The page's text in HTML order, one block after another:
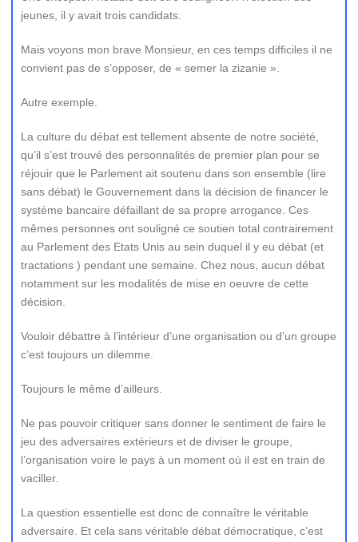
jeunes, il y avait trois candidats.
Mais voyons mon brave Monsieur, en ces temps difficiles il ne
convient pas de s’opposer, de « semer la zizanie ».
Autre exemple.
La culture du débat est tellement absente de notre société,
qu’il s’est trouvé des personnalités de premier plan pour se
réjouir que le Parlement ait soutenu dans son ensemble (lire
sans débat) le Gouvernement dans la décision de financer le
système bancaire défaillant de sa propre arrogance. Ces
mêmes personnes ont souligné ce soutien total contrairement
au Parlement des Etats Unis au sein duquel il y eu débat (et
tractations ) pendant une semaine. Chez nous, aucun débat
notamment sur les modalités de mise en oeuvre de cette
décision.
Vouloir débattre à l’intérieur d’une organisation ou d’un groupe
c’est toujours un dilemme.
Toujours le même d’ailleurs.
Ne pas pouvoir critiquer sans donner le sentiment de faire le
jeu des adversaires extérieurs et de diviser le groupe,
l’organisation voire le pays à un moment où il est en train de
vaciller.
La question essentielle est donc de connaître le véritable
adversaire. Et cela sans véritable débat démocratique, c’est